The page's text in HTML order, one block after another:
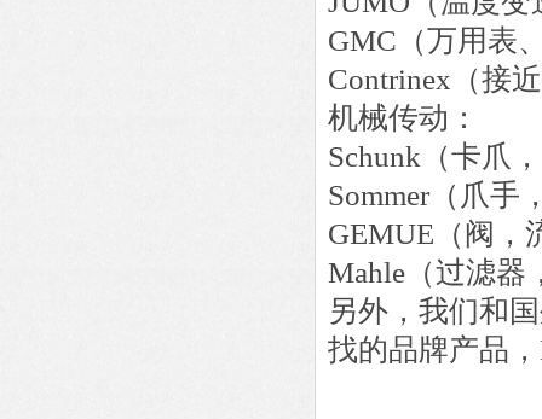
GMC（万用表
Contrinex（接
机械传动：
Schunk（卡爪
Sommer（爪手
GEMUE（阀，
Mahle（过滤器
另外，我们和
找的品牌产品